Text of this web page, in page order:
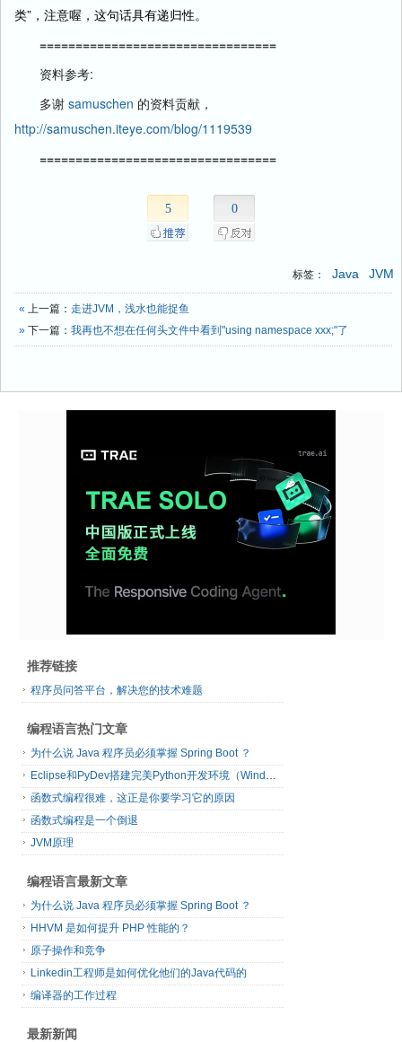
类”，注意喔，这句话具有递归性。
=================================
资料参考:
多谢 samuschen 的资料贡献，
http://samuschen.iteye.com/blog/1119539
=================================
5 0
标签： Java JVM
« 上一篇： 走进JVM，浅水也能捉鱼
» 下一篇： 我再也不想在任何头文件中看到"using namespace xxx;"了
推荐链接
程序员问答平台，解决您的技术难题
编程语言热门文章
为什么说 Java 程序员必须掌握 Spring Boot ？
Eclipse和PyDev搭建完美Python开发环境（Windows篇）
函数式编程很难，这正是你要学习它的原因
函数式编程是一个倒退
JVM原理
编程语言最新文章
为什么说 Java 程序员必须掌握 Spring Boot ？
HHVM 是如何提升 PHP 性能的？
原子操作和竞争
Linkedin工程师是如何优化他们的Java代码的
编译器的工作过程
最新新闻